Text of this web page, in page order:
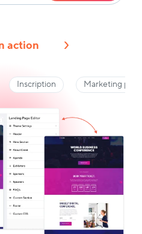
action
Inscription Marketing par